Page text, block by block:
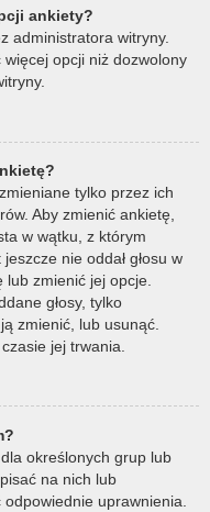
ankiety?
administratora witryny.
opcji niż dozwolony
tylko przez ich
Aby zmienić ankietę,
w wątku, z którym
nie oddał głosu w
zmienić jej opcje.
głosy, tylko
zmienić, lub usunąć.
jej trwania.
określonych grup lub
na nich lub
uprawnienia.